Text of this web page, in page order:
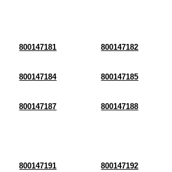
800147181 800147182
800147184 800147185
800147187 800147188
800147191 800147192